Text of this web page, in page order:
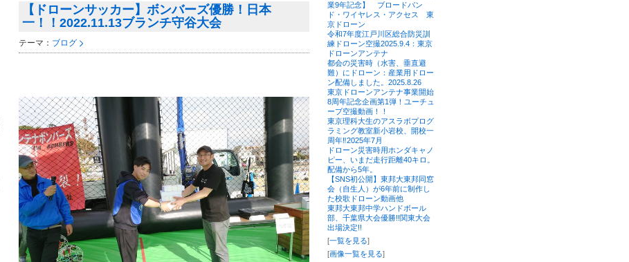
【ドローンサッカー】ボンバーズ優勝！日本
一！！2022.11.13ブランチ守谷大会
テーマ： ブログ
業9年記念】 ブロードバン
ド・ワイヤレス・アクセス 東
京ドローン
令和7年度江戸川区総合防災訓
練ドローン空撮2025.9.4：東京
ドローンアンテナ
都会の災害時（水害、垂直避
難）にドローン：産業用ドロー
ン配備しました。2025.8.26
東京ドローンアンテナ事業開始
8周年記念企画第1弾！ユーチュ
ーブ空撮動画！！
東京理科大生のアスラボプログ
ラミング教室新小岩校、開校一
周年‼2025年7月
ドローン災害時用ホンダキャノ
ピー、いまだ走行距離40キロ。
配備から5年。
【SNS初公開】東邦大東邦同窓
会（自生人）が6年前に制作し
た校歌ドローン動画他
東邦大東邦中学ハンドボール
部、千葉県大会優勝!!関東大会
出場決定!!
[一覧を見る]
[画像一覧を見る]